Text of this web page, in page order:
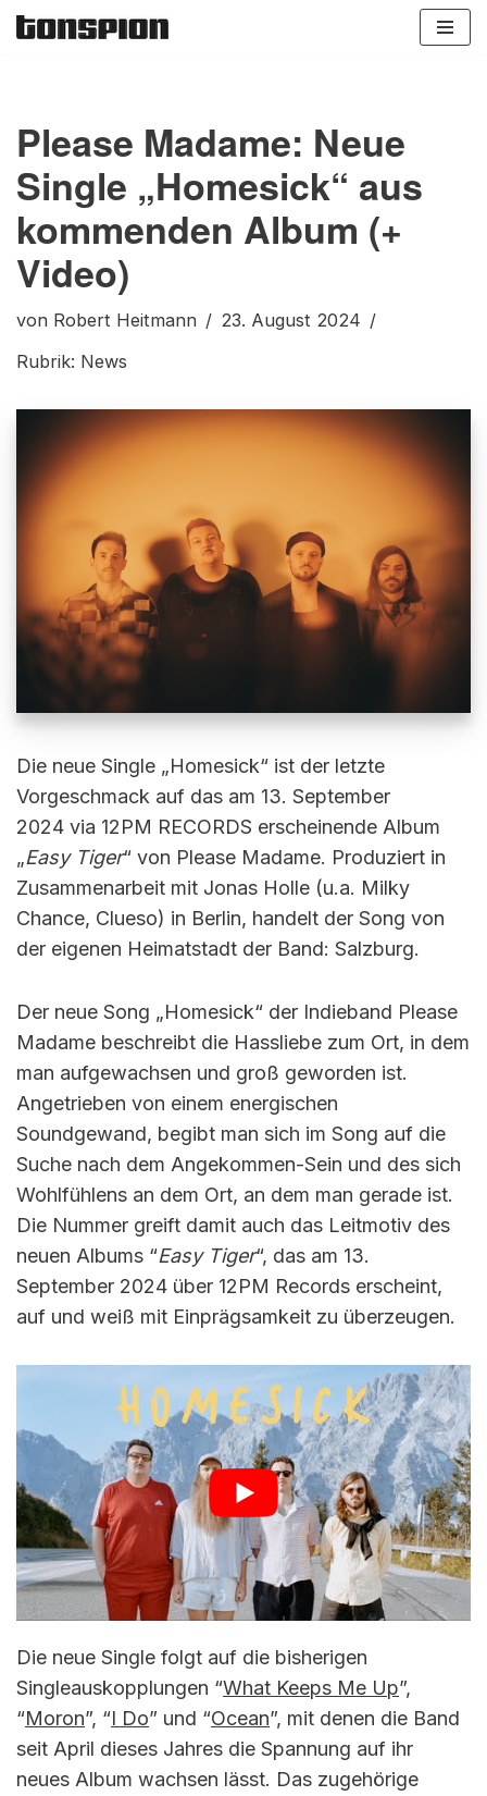
Please Madame: Neue
Single „Homesick“ aus
kommenden Album (+
Video)
von Robert Heitmann
23. August 2024
Rubrik: News
Die neue Single „Homesick“ ist der letzte
Vorgeschmack auf das am 13. September
2024 via 12PM RECORDS erscheinende Album
„Easy Tiger“ von Please Madame. Produziert in
Zusammenarbeit mit Jonas Holle (u.a. Milky
Chance, Clueso) in Berlin, handelt der Song von
der eigenen Heimatstadt der Band: Salzburg.
Der neue Song „Homesick“ der Indieband Please
Madame beschreibt die Hassliebe zum Ort, in dem
man aufgewachsen und groß geworden ist.
Angetrieben von einem energischen
Soundgewand, begibt man sich im Song auf die
Suche nach dem Angekommen-Sein und des sich
Wohlfühlens an dem Ort, an dem man gerade ist.
Die Nummer greift damit auch das Leitmotiv des
neuen Albums “Easy Tiger“, das am 13.
September 2024 über 12PM Records erscheint,
auf und weiß mit Einprägsamkeit zu überzeugen.
Die neue Single folgt auf die bisherigen
Singleauskopplungen “What Keeps Me Up”,
“Moron”, “I Do” und “Ocean”, mit denen die Band
seit April dieses Jahres die Spannung auf ihr
neues Album wachsen lässt. Das zugehörige